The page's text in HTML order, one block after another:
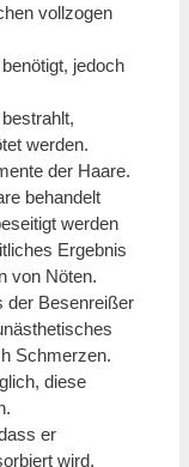
vollzogen
jedoch
werden.
der Haare.
behandelt
werden
Ergebnis
von Nöten.
der Besenreißer
Schmerzen.
diese
er
wird.